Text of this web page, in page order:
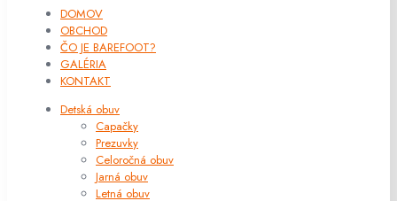
DOMOV
OBCHOD
ČO JE BAREFOOT?
GALÉRIA
KONTAKT
Detská obuv
Capačky
Prezuvky
Celoročná obuv
Jarná obuv
Letná obuv